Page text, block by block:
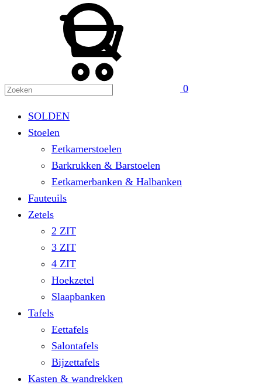
0
SOLDEN
Stoelen
Eetkamerstoelen
Barkrukken & Barstoelen
Eetkamerbanken & Halbanken
Fauteuils
Zetels
2 ZIT
3 ZIT
4 ZIT
Hoekzetel
Slaapbanken
Tafels
Eettafels
Salontafels
Bijzettafels
Kasten & wandrekken